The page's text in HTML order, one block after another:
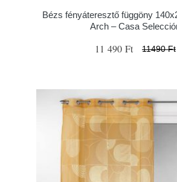
Bézs fényáteresztő függöny
Arch – Casa
11 490 Ft 11490 Ft